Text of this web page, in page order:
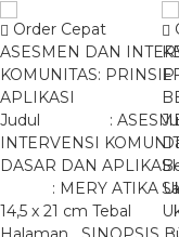
Order Cepat
ASESMEN DAN
KOMUNITAS:
APLIKASI
Judul :
INTERVENSI
DASAR DAN
: MERY ATIKA
14,5 x 21 cm